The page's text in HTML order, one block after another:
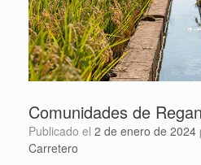
Comunidades de
Publicado el 2 de enero de 2024
Carretero